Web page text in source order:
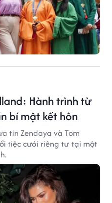
Hành trình từ
bí mật kết hôn
tin Zendaya và Tom
tiệc cưới riêng tư tại một